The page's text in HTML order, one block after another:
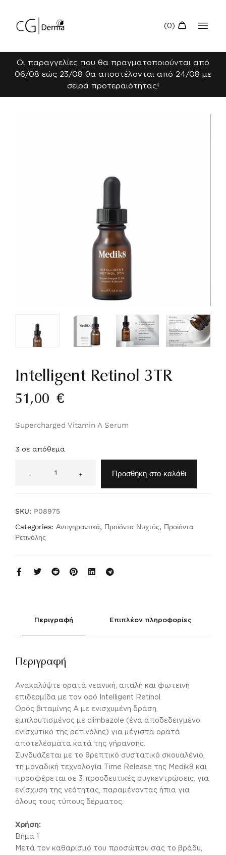
Οι παραγγελίες που θα πραγματοποιούνται από
06/08 εώς 23/08 θα αποστέλονται από 24/08 με
σειρά προτεραιότητας!
Intelligent Retinol 3TR
51,00 €
Supercharged Vitamin A Serum
3 σε απόθεμα
+
- Προσθήκη στο καλάθι
e:
SKU: P08975
Categories: Αντιγηραντικά, Προϊόντα Νυχτός, Προϊόντα
Ρετινόλης
Περιγραφή Επιπλέον πληροφορίες
Περιγραφή
Ανακαλύψτε ορατά νεανική, απαλή και φωτεινή
επιδερμίδα με τον ορό Intelligent Retinol.
Ορός βιταμίνης A με ενισχυμένη δράση,
εμπλουτισμένος με climbazole (ένα αποδεδειγμένο
ενισχυτικό της ρετινόλης) για μέγιστα ορατά
αποτελέσματα κατά της γήρανσης.
Συνδυάζεται με το θρεπτικό συστατικό σκουαλένιο,
τη μοναδική τεχνολογία Time Release της Medik8 και
προσφέρεται σε 3 προοδευτικές συγκεντρώσεις, για
ενίσχυση της νεότητας, παραμένοντας ήπια για
όλους τους τύπους δέρματος.
Χρήση:
Βήμα 1
Μετά τον καθαρισμό του προσώπου σας το βράδυ,